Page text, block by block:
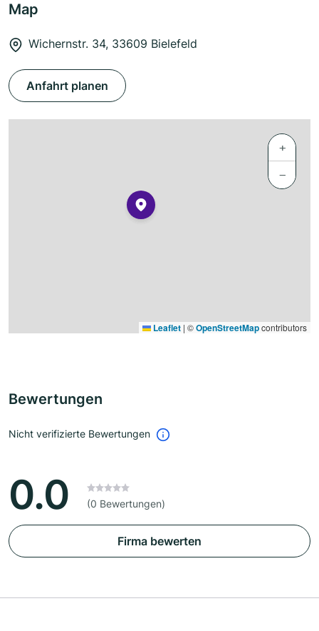
Map
Wichernstr. 34, 33609 Bielefeld
Anfahrt planen
+
−
Leaflet | ©OpenStreetMapcontributors
Bewertungen
Nicht verifizierte Bewertungen
0.0 (0 Bewertungen)
Firma bewerten